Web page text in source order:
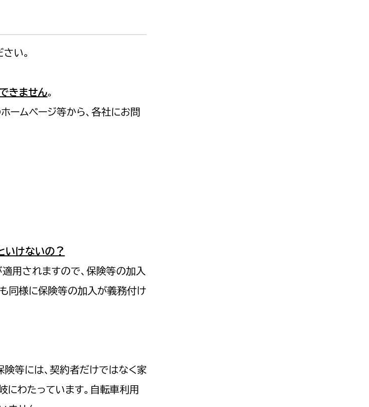
い。
きません。
ームページ等から、各社にお問
いけないの？
用されますので、保険等の加入
同様に保険等の加入が義務付け
険等には、契約者だけではなく家
わたっています。自転車利用